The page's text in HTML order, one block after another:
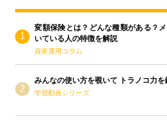
変額保険とは？どんな種類がある？
いている人の特徴を解説
資産運用コラム
みんなの使い方を覗いて トラノコ力を
学習動画シリーズ